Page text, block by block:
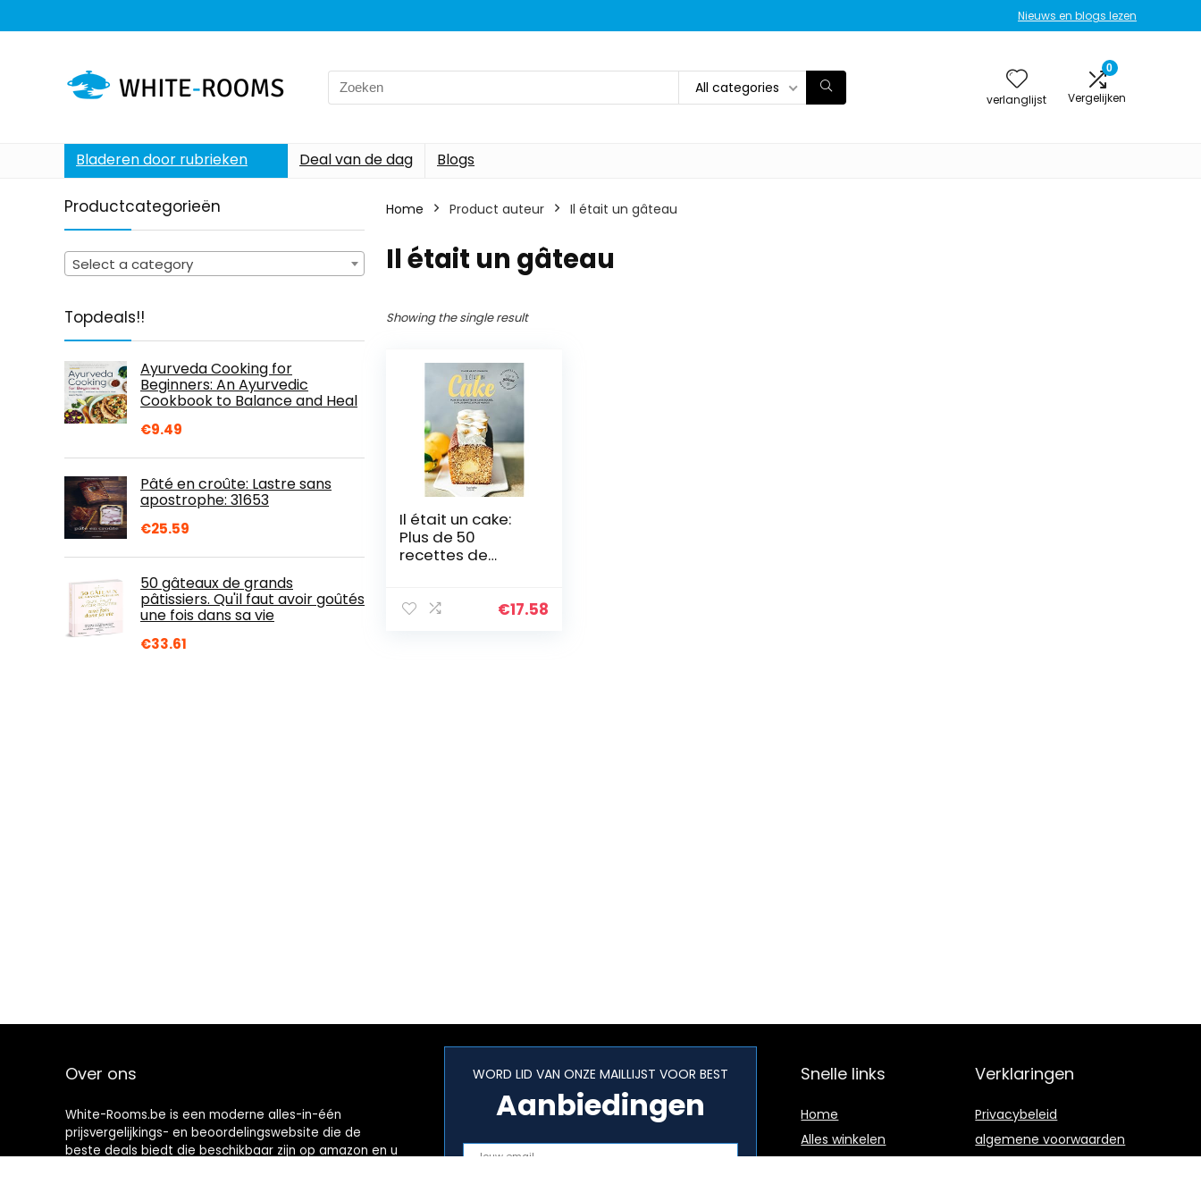
Nieuws en blogs lezen
Search
for:
All categories
verlanglijst
0
Vergelijken
Bladeren door rubrieken Deal van de dag Blogs
Productcategorieën
Select a category
Topdeals!!
Ayurveda Cooking for
Beginners: An Ayurvedic
Cookbook to Balance and Heal
€9.49
Pâté en croûte: Lastre sans
apostrophe: 31653
€25.59
50 gâteaux de grands
pâtissiers. Qu'il faut avoir goûtés
une fois dans sa vie
€33.61
Home Product auteur Il était un gâteau
Il était un gâteau
Showing the single result
Il était un cake:
Plus de 50
recettes de
plus wahou !
€17.58
Over ons
White-Rooms.be is een moderne alles-in-één
prijsvergelijkings- en beoordelingswebsite die de
beste deals biedt die beschikbaar zijn op amazon en u
WORD LID VAN ONZE MAILLIJST VOOR BEST
Aanbiedingen
Snelle links
Home
Alles winkelen
Verklaringen
Privacybeleid
algemene voorwaarden